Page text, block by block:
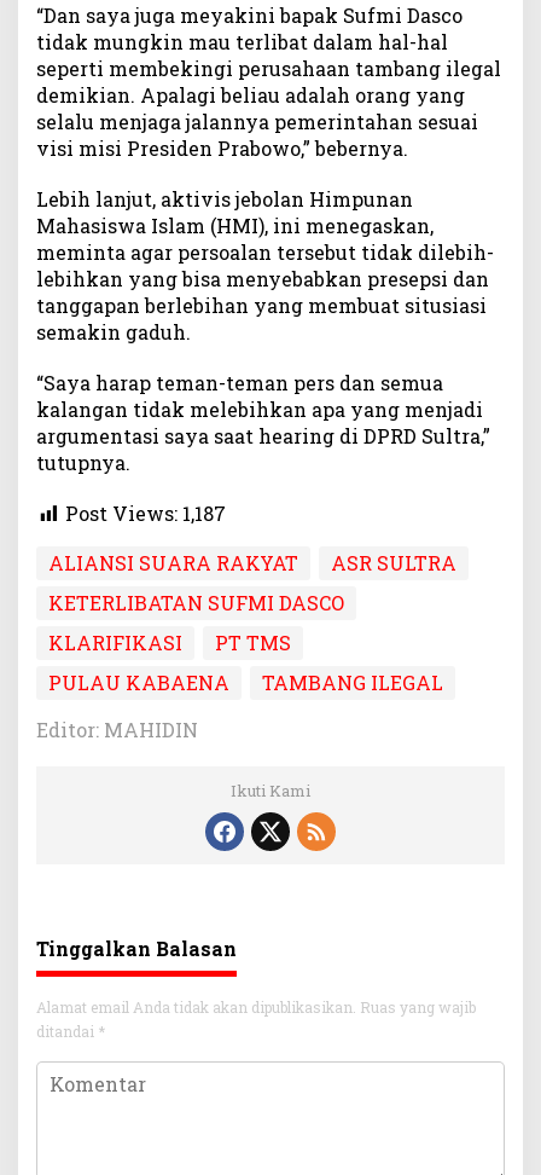
u
l
t
r
a
“Dan saya juga meyakini bapak Sufmi Dasco
tidak mungkin mau terlibat dalam hal-hal
seperti membekingi perusahaan tambang ilegal
demikian. Apalagi beliau adalah orang yang
selalu menjaga jalannya pemerintahan sesuai
visi misi Presiden Prabowo,” bebernya.
Lebih lanjut, aktivis jebolan Himpunan
Mahasiswa Islam (HMI), ini menegaskan,
meminta agar persoalan tersebut tidak dilebih-
lebihkan yang bisa menyebabkan presepsi dan
tanggapan berlebihan yang membuat situsiasi
semakin gaduh.
“Saya harap teman-teman pers dan semua
kalangan tidak melebihkan apa yang menjadi
argumentasi saya saat hearing di DPRD Sultra,”
tutupnya.
Post Views: 1,187
ALIANSI SUARA RAKYAT
ASR SULTRA
KETERLIBATAN SUFMI DASCO
KLARIFIKASI
PT TMS
PULAU KABAENA
TAMBANG ILEGAL
Editor: MAHIDIN
Ikuti Kami
Tinggalkan Balasan
Alamat email Anda tidak akan dipublikasikan. Ruas yang wajib
ditandai *